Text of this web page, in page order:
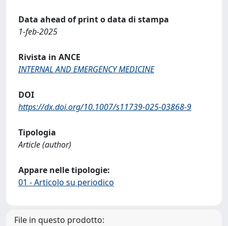
Data ahead of print o data di stampa
1-feb-2025
Rivista in ANCE
INTERNAL AND EMERGENCY MEDICINE
DOI
https://dx.doi.org/10.1007/s11739-025-03868-9
Tipologia
Article (author)
Appare nelle tipologie:
01 - Articolo su periodico
File in questo prodotto: